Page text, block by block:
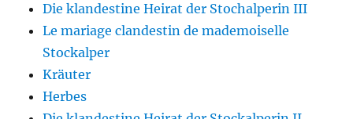
Die klandestine Heirat der Stochalperin III
Le mariage clandestin de mademoiselle
Stockalper
Kräuter
Herbes